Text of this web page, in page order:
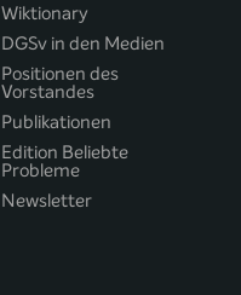
Wiktionary
DGSv in den Medien
Positionen des
Vorstandes
Publikationen
Edition Beliebte
Probleme
Newsletter